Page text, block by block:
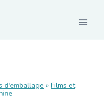
d'emballage » Films et